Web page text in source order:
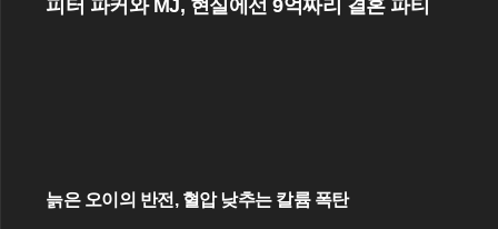
피터 파커와 MJ, 현실에선 9억짜리 결혼 파티
늙은 오이의 반전, 혈압 낮추는 칼륨 폭탄